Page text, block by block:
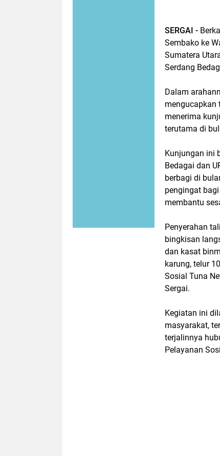
SERGAI -
Sembako ke
Sumatera
Serdang
Dalam
mengucapkan
menerima
terutama di
Kunjungan ini
Bedagai dan
berbagi di
pengingat
membantu
Penyerahan
bingkisan
dan kasat
karung, telur
Sosial Tuna
Sergai.
Kegiatan ini
masyarakat,
terjalinnya
Pelayanan